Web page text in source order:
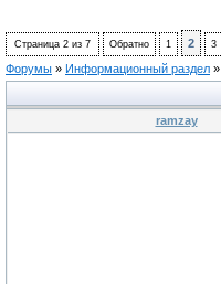
Страница 2 из 7 Обратно 1 2 3
Форумы » Информационный раздел »
ramzay